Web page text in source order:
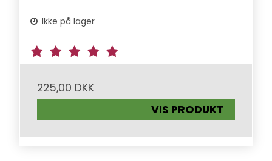
Ikke på lager
225,00 DKK
VIS PRODUKT